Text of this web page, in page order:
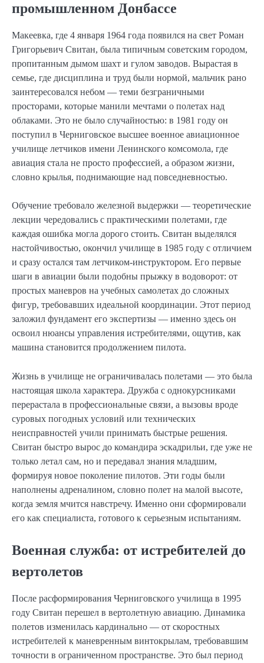
промышленном Донбассе
Макеевка, где 4 января 1964 года появился на свет Роман
Григорьевич Свитан, была типичным советским городом,
пропитанным дымом шахт и гулом заводов. Вырастая в
семье, где дисциплина и труд были нормой, мальчик рано
заинтересовался небом — теми безграничными
просторами, которые манили мечтами о полетах над
облаками. Это не было случайностью: в 1981 году он
поступил в Черниговское высшее военное авиационное
училище летчиков имени Ленинского комсомола, где
авиация стала не просто профессией, а образом жизни,
словно крылья, поднимающие над повседневностью.
Обучение требовало железной выдержки — теоретические
лекции чередовались с практическими полетами, где
каждая ошибка могла дорого стоить. Свитан выделялся
настойчивостью, окончил училище в 1985 году с отличием
и сразу остался там летчиком-инструктором. Его первые
шаги в авиации были подобны прыжку в водоворот: от
простых маневров на учебных самолетах до сложных
фигур, требовавших идеальной координации. Этот период
заложил фундамент его экспертизы — именно здесь он
освоил нюансы управления истребителями, ощутив, как
машина становится продолжением пилота.
Жизнь в училище не ограничивалась полетами — это была
настоящая школа характера. Дружба с однокурсниками
перерастала в профессиональные связи, а вызовы вроде
суровых погодных условий или технических
неисправностей учили принимать быстрые решения.
Свитан быстро вырос до командира эскадрильи, где уже не
только летал сам, но и передавал знания младшим,
формируя новое поколение пилотов. Эти годы были
наполнены адреналином, словно полет на малой высоте,
когда земля мчится навстречу. Именно они сформировали
его как специалиста, готового к серьезным испытаниям.
Военная служба: от истребителей до
вертолетов
После расформирования Черниговского училища в 1995
году Свитан перешел в вертолетную авиацию. Динамика
полетов изменилась кардинально — от скоростных
истребителей к маневренным винтокрылам, требовавшим
точности в ограниченном пространстве. Это был период